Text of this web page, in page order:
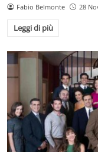
Fabio Belmonte 28
Leggi di più